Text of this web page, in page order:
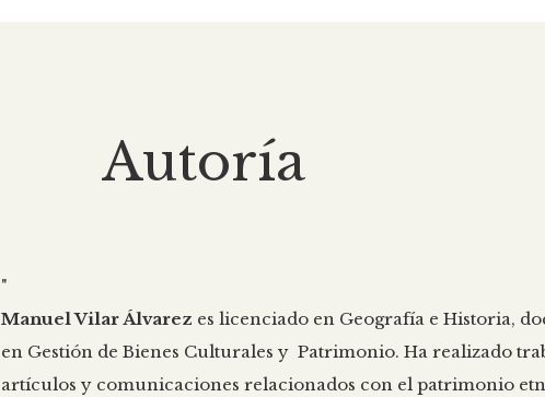
Autoría
"
Manuel Vilar Álvarez es licenciado en Geografía e Historia,
en Gestión de Bienes Culturales y Patrimonio. Ha realizado
artículos y comunicaciones relacionados con el patrimonio